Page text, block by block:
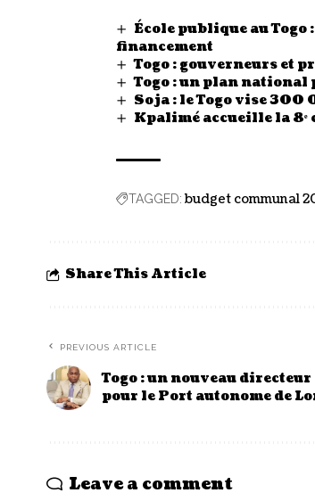
École publique au Togo
financement
Togo : gouverneurs et
Togo : un plan national
Soja : le Togo vise
Kpalimé accueille la 8ᵉ
TAGGED: budget communal
Share This Article
PREVIOUS ARTICLE
Togo : un nouveau
pour le Port autonome de
Leave a comment